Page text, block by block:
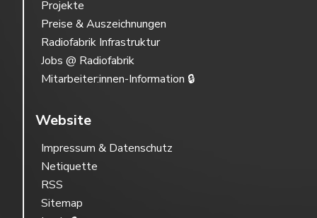
Projekte
Preise & Auszeichnungen
Radiofabrik Infrastruktur
Jobs @ Radiofabrik
Mitarbeiter:innen-Information 🔒
Website
Impressum & Datenschutz
Netiquette
RSS
Sitemap